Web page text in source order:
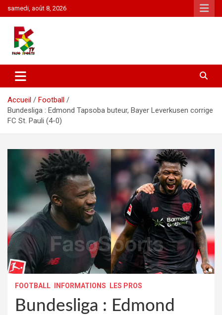
au
contenu
samedi, août 8, 2026
FasoSports
Rugby
Accueil
Football
Bundesliga : Edmond Tapsoba buteur, Bayer Leverkusen corrige
FC St. Pauli (4-0)
FOOTBALL INFORMATIONS LES PROS
Bundesliga : Edmond